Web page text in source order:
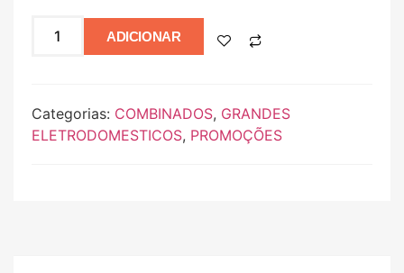
ADICIONAR
Categorias: COMBINADOS, GRANDES
ELETRODOMESTICOS, PROMOÇÕES